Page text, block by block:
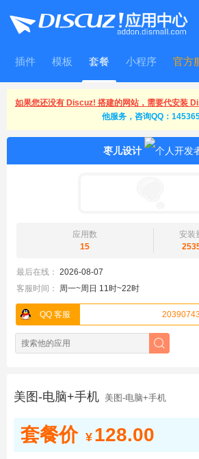
插件 模板 套餐 小程序 官方
WitFrame
如果您还没有 Discuz! 搭建的网站，需要代安装
他服务，咨询QQ：
枣儿设计
应用数
15
安装
最后在线： 2026-08-07
客服时间：
周一~周日 11时~22时
QQ 客服
美图-电脑+手机 美图-电脑+手机
套餐价 ¥ 128.00